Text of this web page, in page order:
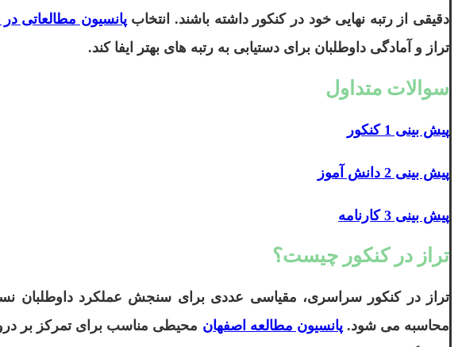
دقیقی از رتبه نهایی خود در کنکور داشته باشند. انتخابپانسیون مطالعاتی
تراز و آمادگی داوطلبان برای دستیابی به رتبه های بهتر ایفا کند.
سوالات متداول
پیش بینی 1 کنکور
پیش بینی 2 دانش آموز
پیش بینی 3 کارنامه
تراز در کنکور چیست؟
محاسبه می شود.پانسیون مطالعه اصفهان محیطی مناسب برای تمرکز بر